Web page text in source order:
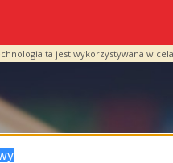
ta jest wykorzystywana w